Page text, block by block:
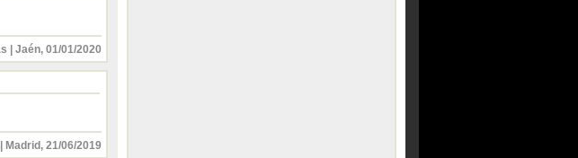
Jaén, 01/01/2020
Madrid , 21/06/2019